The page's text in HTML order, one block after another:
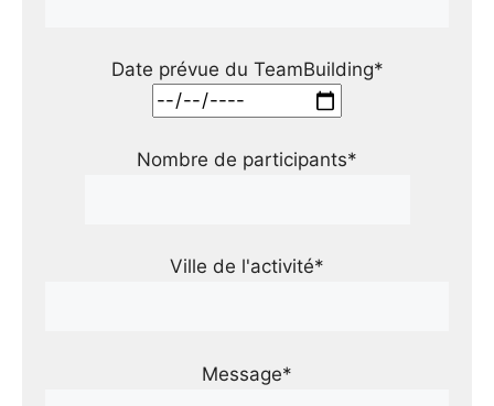
Date prévue du TeamBuilding*
Nombre de participants*
Ville de l'activité*
Message*